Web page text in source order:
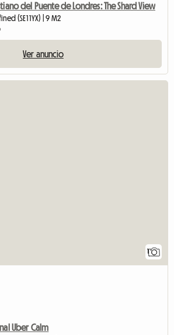
del Puente de Londres: The Shard View
(SE1 1YX) | 9 M2
Ver anuncio
1
Uber Calm